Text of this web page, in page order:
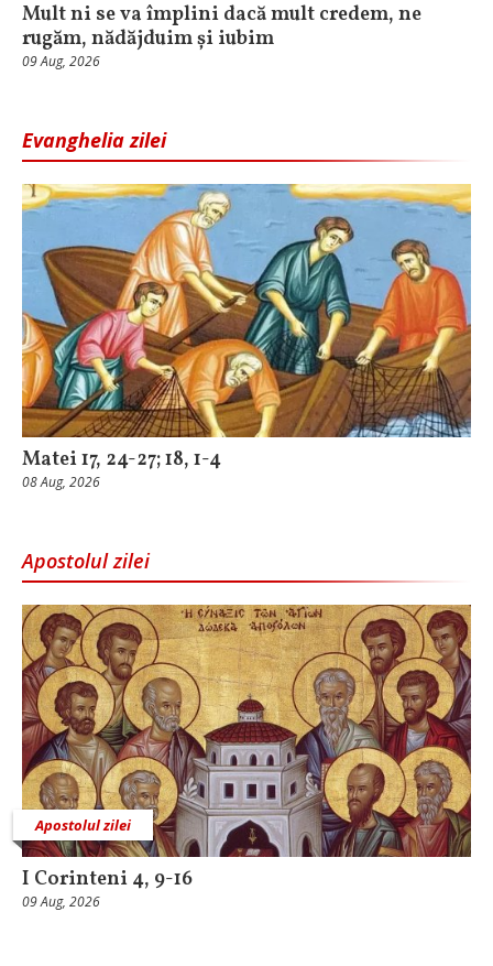
Mult ni se va împlini dacă mult credem, ne
rugăm, nădăjduim și iubim
09 Aug, 2026
Evanghelia zilei
Matei 17, 24-27; 18, 1-4
08 Aug, 2026
Apostolul zilei
Apostolul zilei
I Corinteni 4, 9-16
09 Aug, 2026